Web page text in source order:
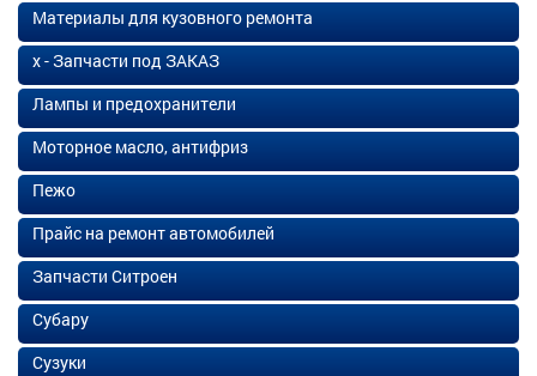
Материалы для кузовного ремонта
х - Запчасти под ЗАКАЗ
Лампы и предохранители
Моторное масло, антифриз
Пежо
Прайс на ремонт автомобилей
Запчасти Ситроен
Субару
Сузуки